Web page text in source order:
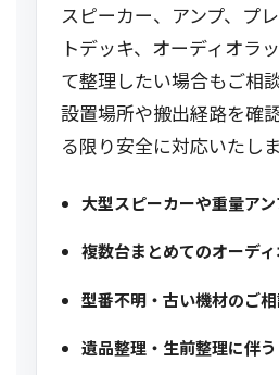
スピーカー、アンプ、プ
トデッキ、オーディオラ
て整理したい場合もご相
設置場所や搬出経路を確
る限り安全に対応いたしま
大型スピーカーや重量ア
複数台まとめてのオーデ
型番不明・古い機材のご
遺品整理・生前整理に伴